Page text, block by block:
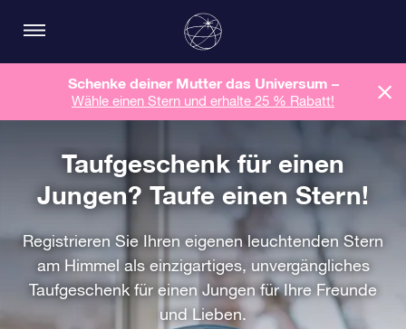
Schenke deiner Mutter das Universum –
Wähle einen Stern und erhalte 25 % Rabatt!
Taufgeschenk für einen
Jungen? Taufe einen Stern!
Registrieren Sie Ihren eigenen leuchtenden Stern
am Himmel als einzigartiges, unvergängliches
Taufgeschenk für einen Jungen für Ihre Freunde
und Lieben.